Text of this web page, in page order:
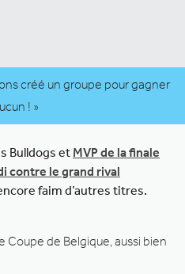
créé un groupe pour gagner
! »
Bulldogs et MVP de la finale
contre le grand rival
faim d’autres titres.
de Belgique, aussi bien